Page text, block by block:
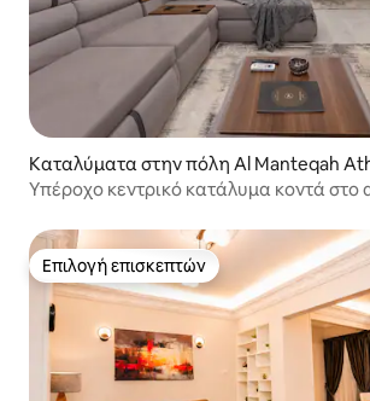
Καταλύματα στην πόλη Al Manteqah
nah
Υπέροχο κεντρικό κατάλυμα κοντά στο
Επιλογή επισκεπτών
Επιλογή επισκεπτών